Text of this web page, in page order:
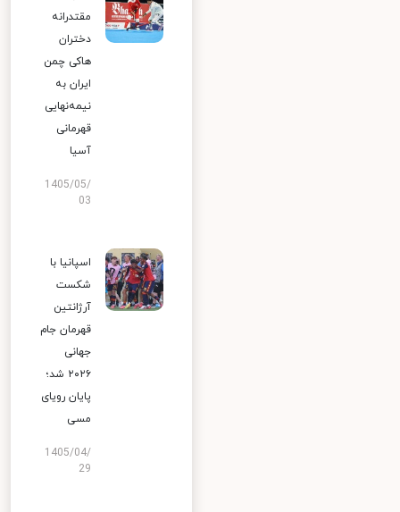
مقتدرانه
دختران
هاکی چمن
ایران به
نیمه‌نهایی
قهرمانی
آسیا
1405/05/
03
اسپانیا با
شکست
آرژانتین
قهرمان جام
جهانی
۲۰۲۶ شد؛
پایان رویای
مسی
1405/04/
29